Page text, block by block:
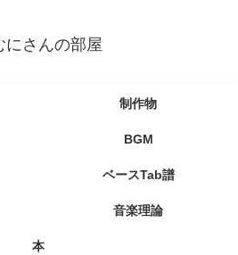
にさんの部屋
制作物
BGM
ベースTab譜
音楽理論
本